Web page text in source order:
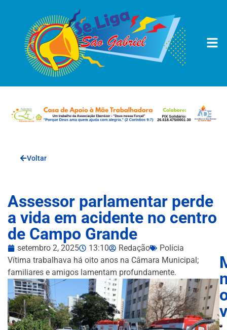
Voltar
Assessor parlamentar perde
a vida em acidente no centro
de Campo Grande
setembro 2, 2025 13:10 Redação
Polícia
Vítima trabalhava há oito anos na Câmara Municipal;
familiares e amigos lamentam profundamente.